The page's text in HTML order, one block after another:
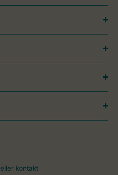
eller kontakt